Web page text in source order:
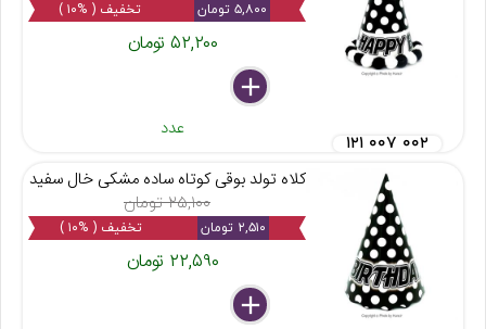
۵,۸۰۰ تومان تخفیف ( %۱۰ )
۵۲,۲۰۰ تومان
delete
remove
add
عدد
۱۲۱ ۰۰۷ ۰۰۲
کلاه تولد بوقی کوتاه ساده مشکی خال سفید
۲۵,۱۰۰ تومان
۲,۵۱۰ تومان تخفیف ( %۱۰ )
۲۲,۵۹۰ تومان
delete
remove
add